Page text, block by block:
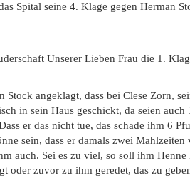
Spital seine 4. Klage gegen Herman
Unserer Lieben Frau die 1.
Stock angeklagt, dass bei Clese Zorn,
in sein Haus geschickt, da seien
er das nicht tue, das schade ihm 6
sein, dass er damals zwei
auch. Sei es zu viel, so soll ihm
oder zuvor zu ihm geredet, das zu